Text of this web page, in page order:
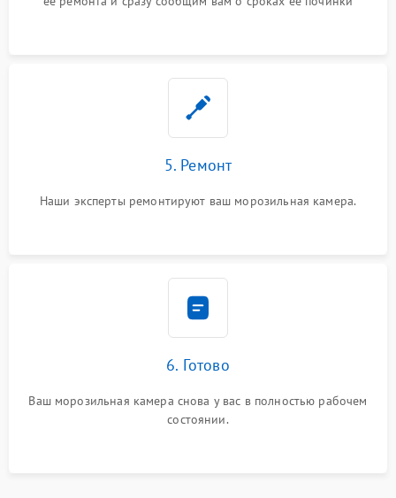
5. Ремонт
Наши эксперты ремонтируют ваш морозильная камера.
6. Готово
Ваш морозильная камера снова у вас в полностью рабочем
состоянии.